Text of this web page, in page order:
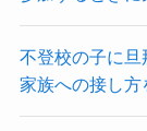
不登校の子に旦
家族への接し方